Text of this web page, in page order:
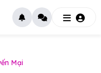
Mại